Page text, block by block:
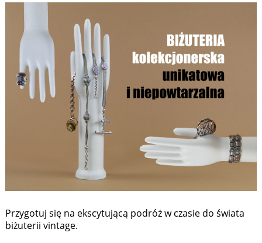
Przygotuj się na ekscytującą podróż w czasie do świata
biżuterii vintage.